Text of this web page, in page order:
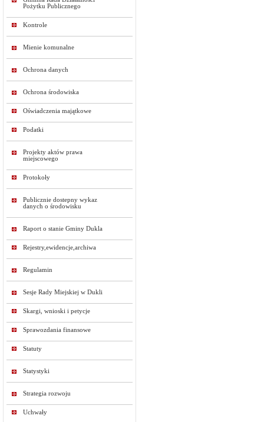
Pożytku Publicznego
Kontrole
Mienie komunalne
Ochrona danych
Ochrona środowiska
Oświadczenia majątkowe
Podatki
Projekty aktów prawa
miejscowego
Protokoły
Publicznie dostepny wykaz
danych o środowisku
Raport o stanie Gminy Dukla
Rejestry,ewidencje,archiwa
Regulamin
Sesje Rady Miejskiej w Dukli
Skargi, wnioski i petycje
Sprawozdania finansowe
Statuty
Statystyki
Strategia rozwoju
Uchwały